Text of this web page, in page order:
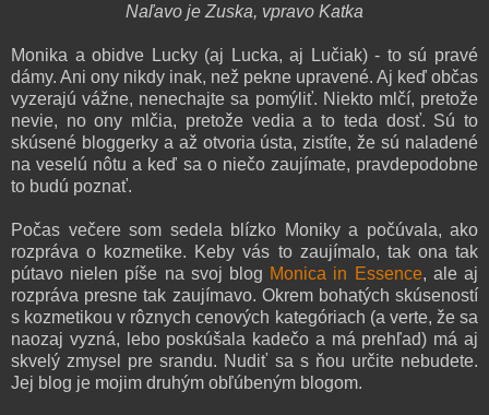
Naľavo je Zuska, vpravo Katka
Monika a obidve Lucky (aj Lucka, aj Lučiak) - to sú pravé
dámy. Ani ony nikdy inak, než pekne upravené. Aj keď občas
vyzerajú vážne, nenechajte sa pomýliť. Niekto mlčí, pretože
nevie, no ony mlčia, pretože vedia a to teda dosť. Sú to
skúsené bloggerky a až otvoria ústa, zistíte, že sú naladené
na veselú nôtu a keď sa o niečo zaujímate, pravdepodobne
to budú poznať.
Počas večere som sedela blízko Moniky a počúvala, ako
rozpráva o kozmetike. Keby vás to zaujímalo, tak ona tak
pútavo nielen píše na svoj blog Monica in Essence, ale aj
rozpráva presne tak zaujímavo. Okrem bohatých skúseností
s kozmetikou v rôznych cenových kategóriach (a verte, že sa
naozaj vyzná, lebo poskúšala kadečo a má prehľad) má aj
skvelý zmysel pre srandu. Nudiť sa s ňou určite nebudete.
Jej blog je mojim druhým obľúbeným blogom.